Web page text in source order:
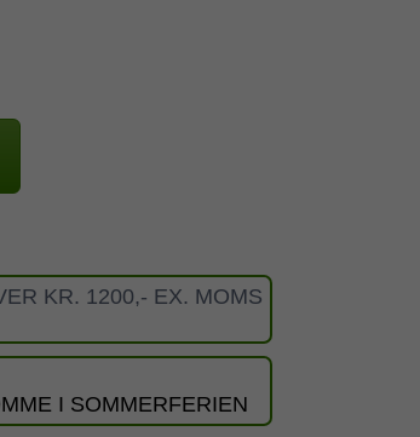
KR. 1200,- EX. MOMS
I SOMMERFERIEN